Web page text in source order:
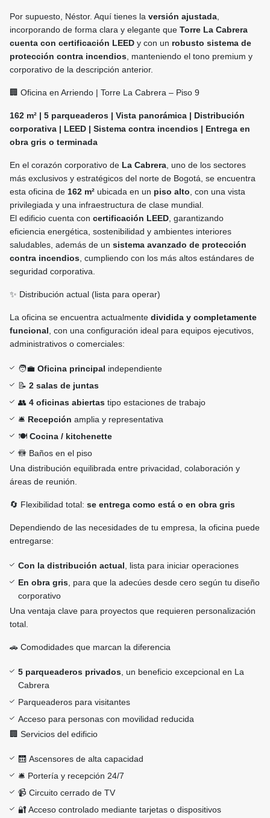
Por supuesto, Néstor. Aquí tienes la versión ajustada
incorporando de forma clara y elegante que Torre La Cabrera
cuenta con certificación LEED y con un robusto sistema de
protección contra incendios , manteniendo el tono premium y
corporativo de la descripción anterior.
🏢 Oficina en Arriendo | Torre La Cabrera – Piso 9
162 m² | 5 parqueaderos | Vista panorámica | Distribución
corporativa | LEED | Sistema contra incendios | Entrega en
obra gris o terminada
En el corazón corporativo de La Cabrera , uno de los sectores
más exclusivos y estratégicos del norte de Bogotá, se encuentra
esta oficina de 162 m² ubicada en un piso alto , con una vista
privilegiada y una infraestructura de clase mundial.
El edificio cuenta con certificación LEED , garantizando
eficiencia energética, sostenibilidad y ambientes interiores
saludables, además de un sistema avanzado de protección
contra incendios , cumpliendo con los más altos estándares de
seguridad corporativa.
✨ Distribución actual (lista para operar)
La oficina se encuentra actualmente dividida y completamente
funcional , con una configuración ideal para equipos ejecutivos,
administrativos o comerciales:
🧑‍💼 Oficina principal independiente
📝 2 salas de juntas
👥 4 oficinas abiertas tipo estaciones de trabajo
🛎️ Recepción amplia y representativa
🍽️ Cocina / kitchenette
🚻 Baños en el piso
Una distribución equilibrada entre privacidad, colaboración y
áreas de reunión.
🔄 Flexibilidad total: se entrega como está o en obra gris
Dependiendo de las necesidades de tu empresa, la oficina puede
entregarse:
Con la distribución actual , lista para iniciar operaciones
En obra gris , para que la adecúes desde cero según tu diseño
corporativo
Una ventaja clave para proyectos que requieren personalización
total.
🚗 Comodidades que marcan la diferencia
5 parqueaderos privados , un beneficio excepcional en La
Cabrera
Parqueaderos para visitantes
Acceso para personas con movilidad reducida
🏢 Servicios del edificio
🛗 Ascensores de alta capacidad
🛎️ Portería y recepción 24/7
📹 Circuito cerrado de TV
🔐 Acceso controlado mediante tarjetas o dispositivos